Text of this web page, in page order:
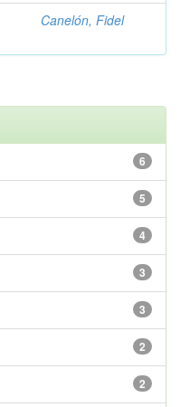
Canelón, Fidel
6
5
4
3
3
2
2